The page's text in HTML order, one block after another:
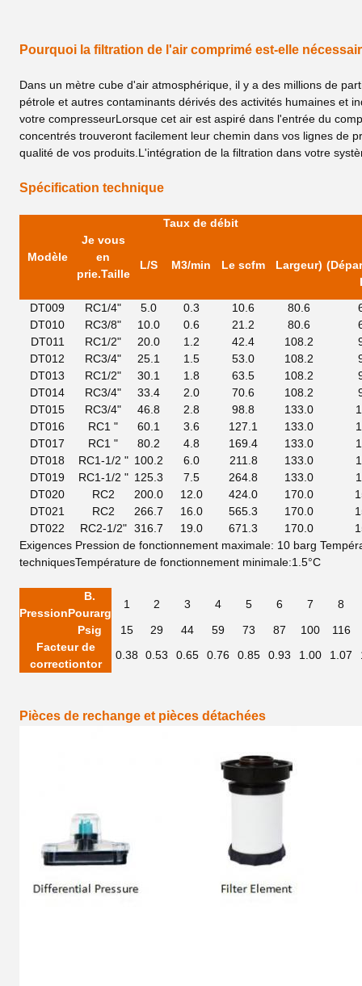
Pourquoi la filtration de l'air comprimé est-elle
Dans un mètre cube d'air atmosphérique, il y a des millions de
pétrole et autres contaminants dérivés des activités humaines et
votre compresseurLorsque cet air est aspiré dans l'entrée du
concentrés trouveront facilement leur chemin dans vos lignes de
qualité de vos produits.L'intégration de la filtration dans votre
Spécification technique
Modèle
Je vous
en
prie.Taille
Taux de débit
L/S M3/min Le scfm Largeur)
DT009
RC1/4" 5.0 0.3 10.6 80.6
DT010
RC3/8" 10.0 0.6 21.2 80.6
DT011
RC1/2" 20.0 1.2 42.4 108.2
DT012
RC3/4" 25.1 1.5 53.0 108.2
DT013
RC1/2" 30.1 1.8 63.5 108.2
DT014
RC3/4" 33.4 2.0 70.6 108.2
DT015
RC3/4" 46.8 2.8 98.8 133.0
DT016
RC1 " 60.1 3.6 127.1 133.0
DT017
RC1 " 80.2 4.8 169.4 133.0
DT018
RC1-1/2 " 100.2 6.0 211.8 133.0
DT019
RC1-1/2 " 125.3 7.5 264.8 133.0
DT020
RC2 200.0 12.0 424.0 170.0
DT021
RC2 266.7 16.0 565.3 170.0
DT022
RC2-1/2" 316.7 19.0 671.3 170.0
Exigences
techniques
Pression de fonctionnement maximale: 10 barg
Température de fonctionnement minimale:1.5°C
Pression
B.
Pourarg
1 2 3 4 5 6 7
8
Psig
15 29 44 59 73 87 100
116
Facteur de
correctiontor
0.38 0.53 0.65 0.76 0.85 0.93 1.00 1.07
Pièces de rechange et pièces détachées